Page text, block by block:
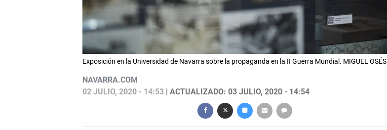
Exposición en la Universidad de Navarra sobre la propaganda en la II Guerra Mundial. MIGUEL OSÉS
NAVARRA.COM
02 JULIO, 2020 - 14:53| ACTUALIZADO: 03 JULIO, 2020 - 14:54